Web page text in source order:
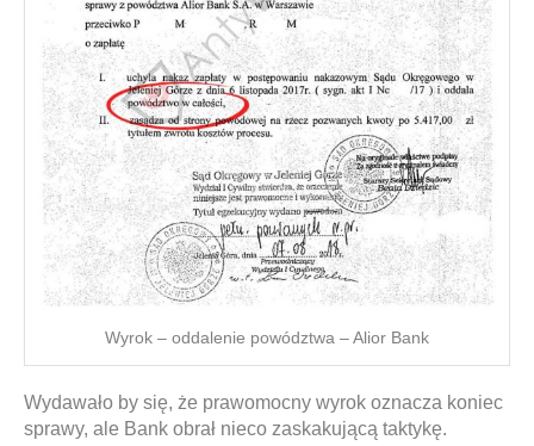
Wyrok – oddalenie powództwa – Alior Bank
Wydawało by się, że prawomocny wyrok oznacza koniec
sprawy, ale Bank obrał nieco zaskakującą taktykę.